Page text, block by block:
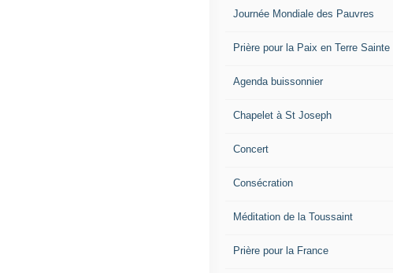
Journée Mondiale des Pauvres
Prière pour la Paix en Terre Sainte
Agenda buissonnier
Chapelet à St Joseph
Concert
Consécration
Méditation de la Toussaint
Prière pour la France